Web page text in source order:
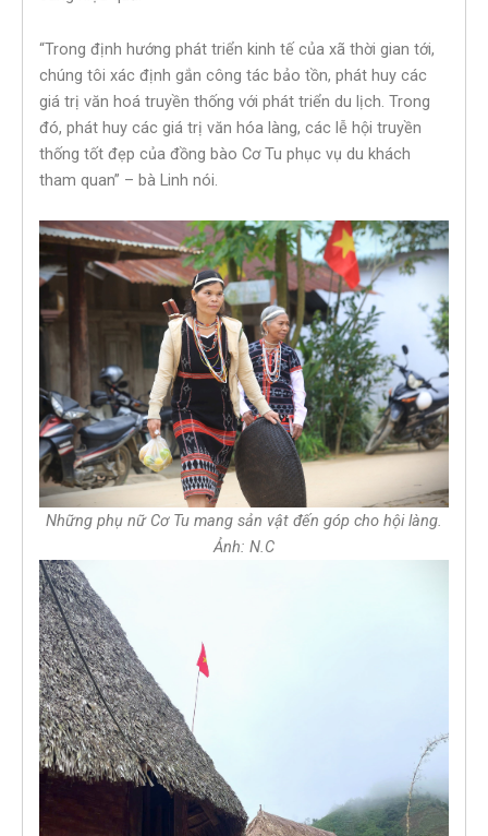
“Trong định hướng phát triển kinh tế của xã thời gian tới,
chúng tôi xác định gắn công tác bảo tồn, phát huy các
giá trị văn hoá truyền thống với phát triển du lịch. Trong
đó, phát huy các giá trị văn hóa làng, các lễ hội truyền
thống tốt đẹp của đồng bào Cơ Tu phục vụ du khách
tham quan” – bà Linh nói.
Những phụ nữ Cơ Tu mang sản vật đến góp cho hội làng.
Ảnh: N.C